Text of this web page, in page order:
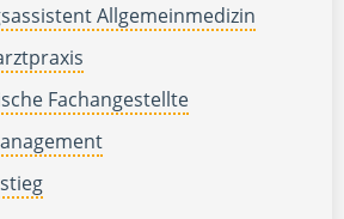
Allgemeinmedizin
Fachangestellte